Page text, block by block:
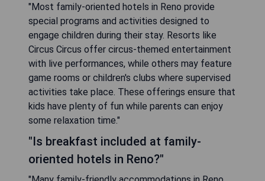
"Most family-oriented hotels in Reno provide
special programs and activities designed to
engage children during their stay. Resorts like
Circus Circus offer circus-themed entertainment
with live performances, while others may feature
game rooms or children's clubs where supervised
activities take place. These offerings ensure that
kids have plenty of fun while parents can enjoy
some relaxation time."
"Is breakfast included at family-
oriented hotels in Reno?"